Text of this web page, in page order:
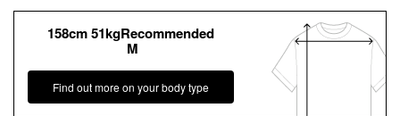
158cm 51kgRecommended
M
Find out more on your body type